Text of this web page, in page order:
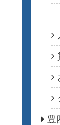
豊